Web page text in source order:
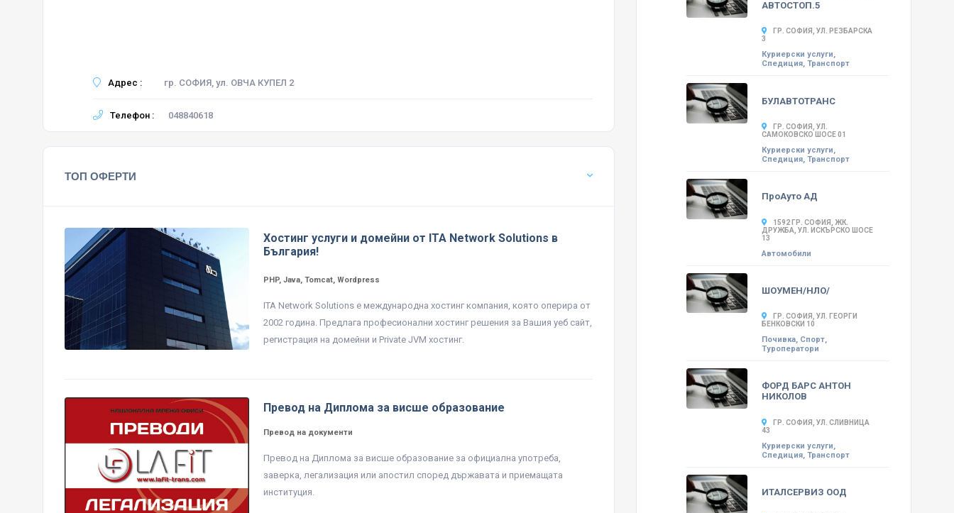
Адрес : гр. СОФИЯ, ул. ОВЧА КУПЕЛ 2
Телефон : 048840618
ТОП ОФЕРТИ
Хостинг услуги и домейни от ITA Network Solutions в
България!
PHP, Java, Tomcat, Wordpress
ITA Network Solutions е международна хостинг компания, която оперира от
2002 година. Предлага професионални хостинг решения за Вашия уеб сайт,
регистрация на домейни и Private JVM хостинг.
Превод на Диплома за висше образование
Превод на документи
Превод на Диплома за висше образование за официална употреба,
заверка, легализация или апостил според държавата и приемащата
институция.
АВТОСТОП.5
ГР. СОФИЯ, УЛ. РЕЗБАРСКА
3
Куриерски услуги,
Спедиция, Транспорт
БУЛАВТОТРАНС
ГР. СОФИЯ, УЛ.
САМОКОВСКО ШОСЕ 01
Куриерски услуги,
Спедиция, Транспорт
ПроАуто АД
1592 ГР. СОФИЯ, ЖК.
ДРУЖБА, УЛ. ИСКЪРСКО ШОСЕ
13
Автомобили
ШОУМЕН/НЛО/
ГР. СОФИЯ, УЛ. ГЕОРГИ
БЕНКОВСКИ 10
Почивка, Спорт,
Туроператори
ФОРД БАРС АНТОН
НИКОЛОВ
ГР. СОФИЯ, УЛ. СЛИВНИЦА
43
Куриерски услуги,
Спедиция, Транспорт
ИТАЛСЕРВИЗ ООД